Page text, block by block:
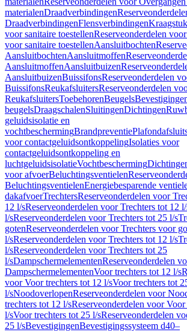
materialenDraadverbindingen
DraadverbindingenFlensverbindingen
voor sanitaire toestellenReserveonderdelen
voor sanitaire toestellenAansluitbochten
AansluitbochtenAansluitmoffen
AansluitmoffenAansluitbuizen
AansluitbuizenBuissifonsReserveonderdelen
BuissifonsReukafsluitersReserveonderdelen
ReukafsluitersToebehorenBeugels
beugelsDraagschalenSluitingenDichtingen
geluidsisolatie en
vochtbeschermingBrandpreventie
voor contactgeluidsontkoppelingIsolaties voor
contactgeluidsontkoppeling en
luchtgeluidsisolatieVochtbescherming
voor afvoerBeluchtingsventielen
BeluchtingsventielenEnergiebesparende
dakafvoerTrechtersReserveonderdelen voor
12 l/sReserveonderdelen voor Trechters tot 12
l/sReserveonderdelen voor Trechters tot 25 l/s
gotenReserveonderdelen voor Trechters voor
l/sReserveonderdelen voor Trechters tot 12 l/s
l/sReserveonderdelen voor Trechters tot 25
l/sDampschermelementenReserveonderdelen
DampschermelementenVoor trechters tot 12 l/s
voor Voor trechters tot 12 l/sVoor trechters tot
l/sNoodoverlopenReserveonderdelen voor
trechters tot 12 l/sReserveonderdelen voor
l/sVoor trechters tot 25 l/sReserveonderdelen
25 l/sBevestigingenBevestigingssysteem d40–